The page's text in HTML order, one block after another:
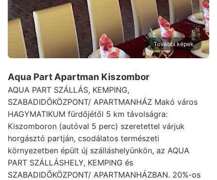
További képek
Aqua Part Apartman Kiszombor
AQUA PART SZÁLLÁS, KEMPING,
SZABADIDŐKÖZPONT/ APARTMANHÁZ Makó város
HAGYMATIKUM fürdőjétől 5 km távolságra:
Kiszomboron (autóval 5 perc) szeretettel várjuk
horgásztó partján, csodálatos természeti
környezetben épült új szálláshelyünkön, az AQUA
PART SZÁLLÁSHELY, KEMPING és
SZABADIDŐKÖZPONT/ APARTMANHÁZBAN. 20%-os